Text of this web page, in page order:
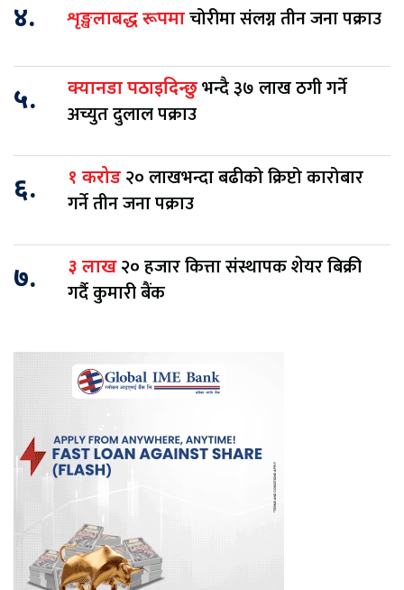
४. शृङ्खलाबद्ध रूपमाचोरीमा संलग्न तीन जना पक्राउ
५. क्यानडा पठाइदिन्छुभन्दै ३७ लाख ठगी गर्ने
अच्युत दुलाल पक्राउ
६. १ करोड २० लाखभन्दा बढीको क्रिप्टो कारोबार
गर्ने तीन जना पक्राउ
७. ३ लाख२० हजार कित्ता संस्थापक शेयर बिक्री
गर्दै कुमारी बैंक